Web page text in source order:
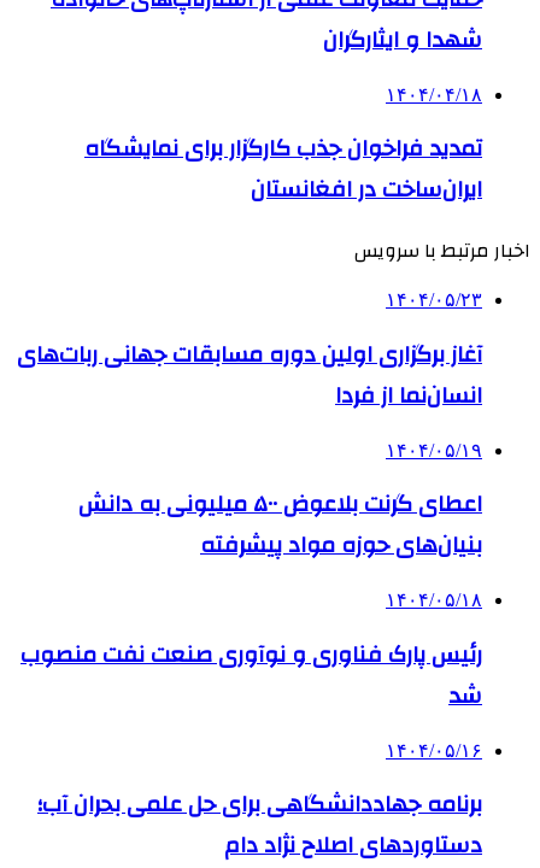
شهدا و ایثارگران
۱۴۰۴/۰۴/۱۸
تمدید فراخوان جذب کارگزار برای نمایشگاه
ایران‌ساخت در افغانستان
اخبار مرتبط با سرویس
۱۴۰۴/۰۵/۲۳
آغاز برگزاری اولین دوره مسابقات جهانی ربات‌های
انسان‌نما از فردا
۱۴۰۴/۰۵/۱۹
اعطای گرنت بلاعوض ۵۰۰ میلیونی به دانش
بنیان‌های حوزه مواد پیشرفته
۱۴۰۴/۰۵/۱۸
رئیس پارک فناوری و نوآوری صنعت نفت منصوب
شد
۱۴۰۴/۰۵/۱۶
برنامه جهاددانشگاهی برای حل علمی بحران آب؛
دستاوردهای اصلاح نژاد دام